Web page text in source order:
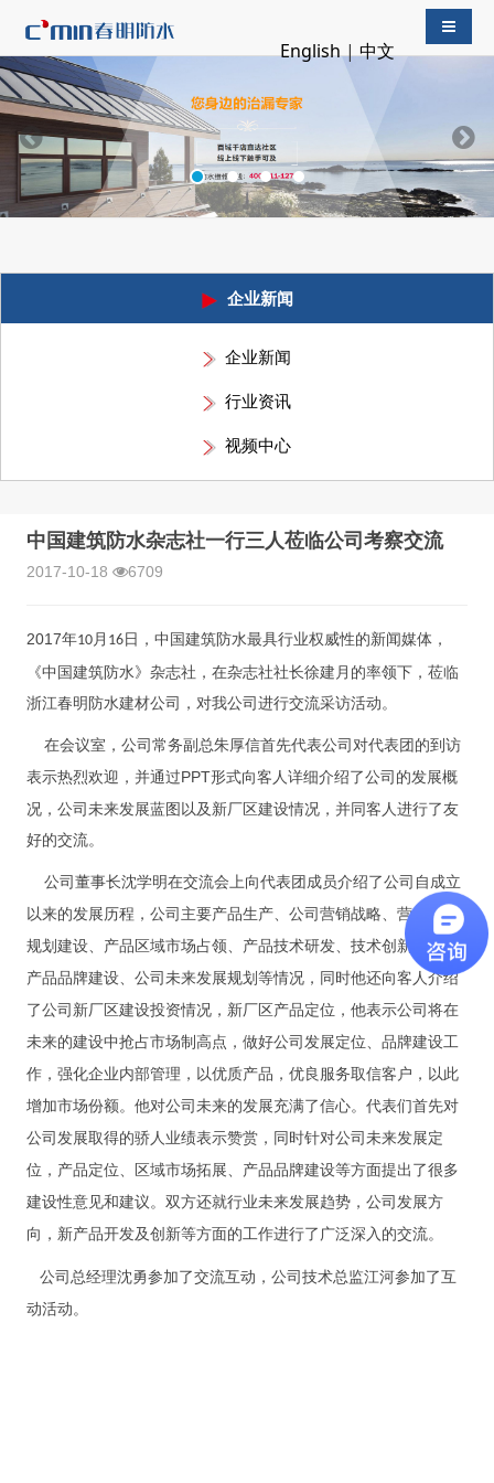
English|中文
导航切
企业新闻
企业新闻
行业资讯
视频中心
中国建筑防水杂志社一行三人莅临公司考察交流
2017-10-18 6709
2017年10月 16 日，中国建筑防水最具行业权威性的新闻媒体，
《中国建筑防水》杂志社，在杂志社社长徐建月的率领下，莅临
浙江春明防水建材公司，对我公司进行交流采访活动。
在会议室，公司常务副总朱厚信首先代表公司对代表团的到访
表示热烈欢迎，并通过PPT形式向客人详细介绍了公司的发展概
况，公司未来发展蓝图以及新厂区建设情况，并同客人进行了友
好的交流。
公司董事长沈学明在交流会上向代表团成员介绍了公司自成立
以来的发展历程，公司主要产品生产、公司营销战略、营销渠道
规划建设、产品区域市场占领、产品技术研发、技术创新，公司
产品品牌建设、公司未来发展规划等情况，同时他还向客人介绍
了公司新厂区建设投资情况，新厂区产品定位，他表示公司将在
未来的建设中抢占市场制高点，做好公司 发展定位、品牌建设工
作，强化企业内部管理，以优质产品，优良服务取信客户，以此
增加市场份额。他对公司未来的发展充满了信心。代表们首先对
公司发展取得的骄人业绩表示赞赏，同时针对公司未来发展定
位，产品定位、区域市场拓展、产品品牌建设等方面提出了很多
建设性意见和建议。双方还就行业未来发展趋势，公司发展方
向，新产品开发及创新等方面的工作进行了广泛深入的交流。
公司总经理沈勇参加了交流互动，公司技术总监江河参加了互
动活动。